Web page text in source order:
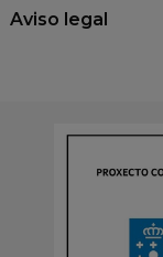
Aviso legal